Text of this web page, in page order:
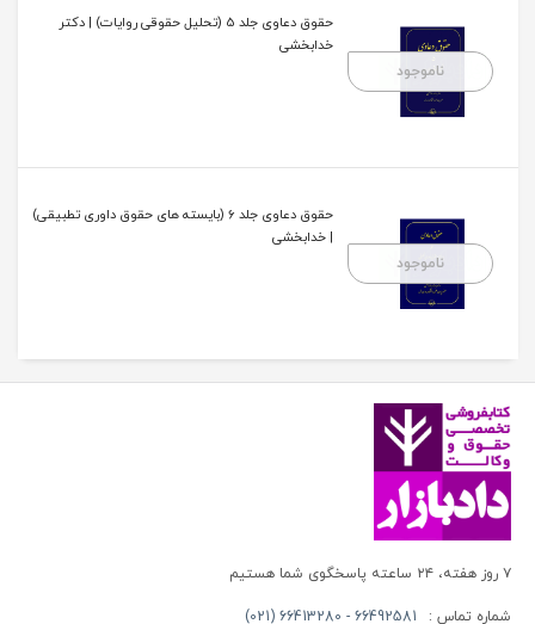
ناموجود
حقوق دعاوی جلد 5 (تحلیل حقوقی روایات) | دکتر
خدابخشی
ناموجود
حقوق دعاوی جلد 6 (بایسته های حقوق داوری تطبیقی)
| خدابخشی
۷ روز هفته، ۲۴ ساعته پاسخگوی شما هستیم
شماره تماس : 66492581 - 66413280 (021)